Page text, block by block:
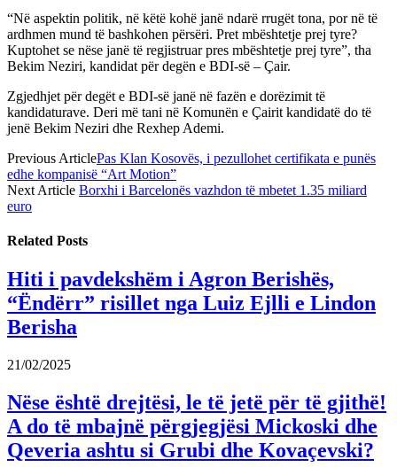
“Në aspektin politik, në këtë kohë janë ndarë rrugët tona, por në të
ardhmen mund të bashkohen përsëri. Pret mbështetje prej tyre?
Kuptohet se nëse janë të regjistruar pres mbështetje prej tyre”, tha
Bekim Neziri, kandidat për degën e BDI-së – Çair.
Zgjedhjet për degët e BDI-së janë në fazën e dorëzimit të
kandidaturave. Deri më tani në Komunën e Çairit kandidatë do të
jenë Bekim Neziri dhe Rexhep Ademi.
Previous ArticlePas Klan Kosovës, i pezullohet certifikata e punës
edhe kompanisë “Art Motion”
Next Article Borxhi i Barcelonës vazhdon të mbetet 1.35 miliard
euro
Related Posts
Hiti i pavdekshëm i Agron Berishës,
“Ëndërr” risillet nga Luiz Ejlli e Lindon
Berisha
21/02/2025
Nëse është drejtësi, le të jetë për të gjithë!
A do të mbajnë përgjegjësi Mickoski dhe
Qeveria ashtu si Grubi dhe Kovaçevski?